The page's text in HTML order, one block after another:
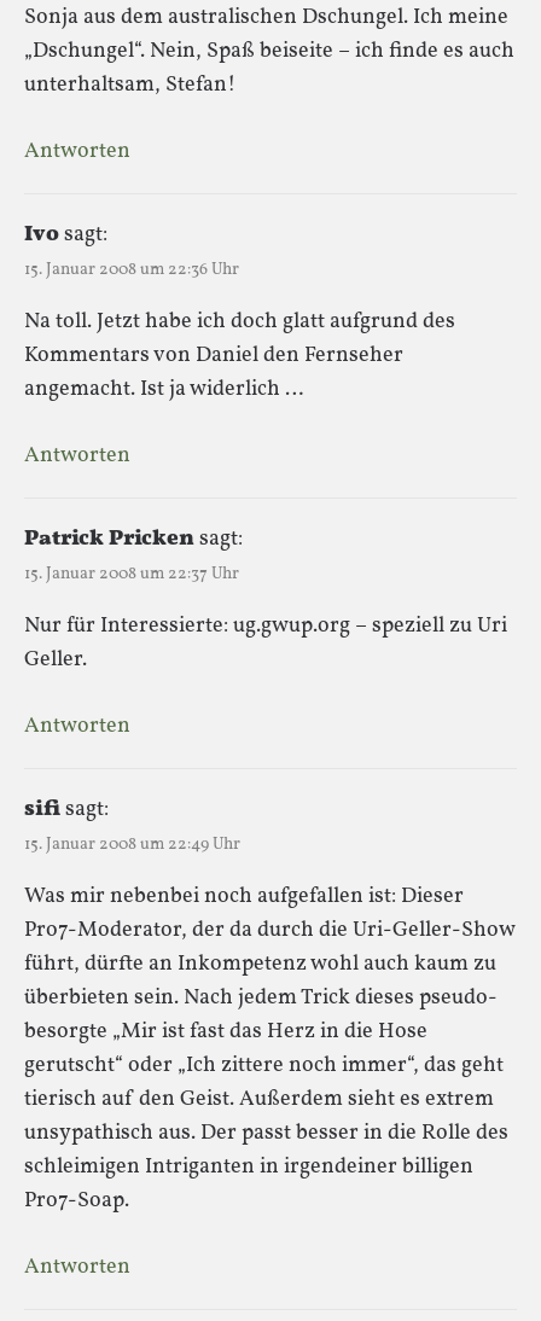
Sonja aus dem australischen Dschungel. Ich meine
„Dschungel“. Nein, Spaß beiseite – ich finde es auch
unterhaltsam, Stefan!
Antworten
Ivosagt:
15. Januar 2008 um 22:36 Uhr
Na toll. Jetzt habe ich doch glatt aufgrund des
Kommentars von Daniel den Fernseher
angemacht. Ist ja widerlich …
Antworten
Patrick Prickensagt:
15. Januar 2008 um 22:37 Uhr
Nur für Interessierte: ug.gwup.org – speziell zu Uri
Geller.
Antworten
sifisagt:
15. Januar 2008 um 22:49 Uhr
Was mir nebenbei noch aufgefallen ist: Dieser
Pro7-Moderator, der da durch die Uri-Geller-Show
führt, dürfte an Inkompetenz wohl auch kaum zu
überbieten sein. Nach jedem Trick dieses pseudo-
besorgte „Mir ist fast das Herz in die Hose
gerutscht“ oder „Ich zittere noch immer“, das geht
tierisch auf den Geist. Außerdem sieht es extrem
unsypathisch aus. Der passt besser in die Rolle des
schleimigen Intriganten in irgendeiner billigen
Pro7-Soap.
Antworten